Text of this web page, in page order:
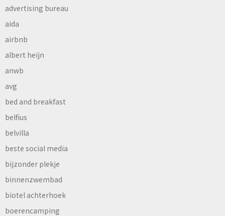
advertising bureau
aida
airbnb
albert heijn
anwb
avg
bed and breakfast
belfius
belvilla
beste social media
bijzonder plekje
binnenzwembad
biotel achterhoek
boerencamping